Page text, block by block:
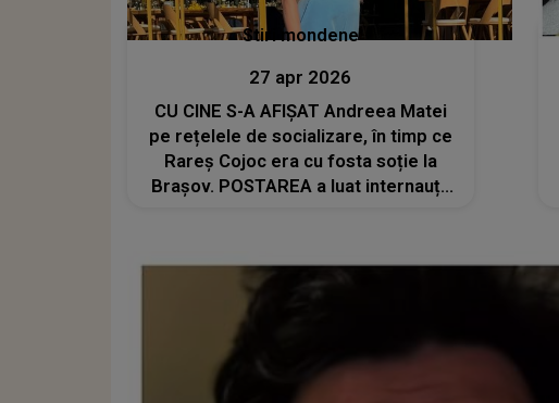
Stiri mondene
27 apr 2026
CU CINE S-A AFIȘAT Andreea Matei
pe rețelele de socializare, în timp ce
Rareș Cojoc era cu fosta soție la
Brașov. POSTAREA a luat internauții